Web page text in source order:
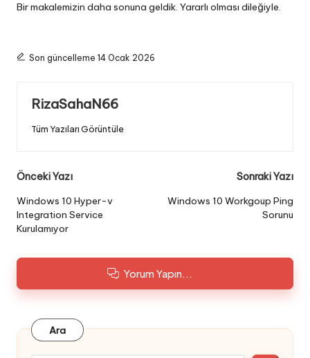
Bir makalemizin daha sonuna geldik. Yararlı olması dileğiyle.
Son güncelleme 14 Ocak 2026
RizaSahaN66
Tüm Yazıları Görüntüle
Post
navigation
Önceki Yazı
Windows 10 Hyper-v
Integration Service
Kurulamıyor
Sonraki Yazı
Windows 10 Workgoup Ping
Sorunu
Yorum Yapın...
Ara